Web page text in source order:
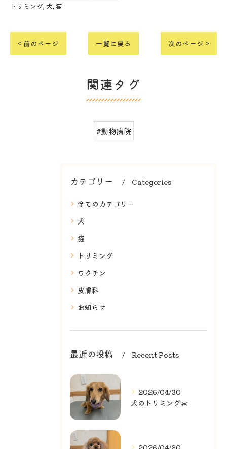
トリミング 犬 猫
< 前のページ 一覧に戻る 次のページ >
関連タグ
#動物病院
カテゴリー Categories
全てのカテゴリー
犬
猫
トリミング
ワクチン
皮膚科
お知らせ
最近の投稿 Recent Posts
2026/04/30
犬のトリミング✂️